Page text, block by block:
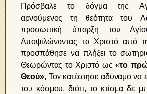
Πρόσβαλε το δόγμα της
αρνούμενος τη θεότητα του
προσωπική ύπαρξη του
Αποψιλώνοντας το Χριστό από
προσπάθησε να πλήξει το
Θεωρώντας το Χριστό ως«το
Θεού», Τον κατέστησε αδύναμο να
του κόσμου, διότι, το κτίσμα δε